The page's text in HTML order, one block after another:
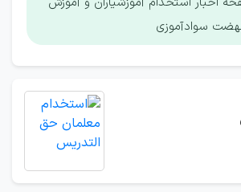
سوادآموزی